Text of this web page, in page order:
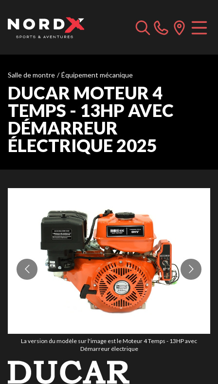
Salle de montre / Équipement mécanique
DUCAR MOTEUR 4
TEMPS - 13HP AVEC
DÉMARREUR
ÉLECTRIQUE 2025
La version du modèle sur l'image est le Moteur 4 Temps - 13HP avec
Démarreur électrique